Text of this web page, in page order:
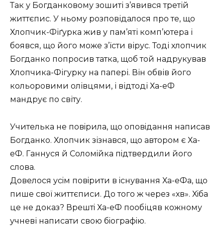
Так у Богданковому зошиті з’явився третій
життєпис. У ньому розповідалося про те, що
Хлопчик-Фіґурка жив у пам’яті комп’ютера і
боявся, що його може з’їсти вірус. Тоді хлопчик
Богданко попросив татка, щоб той надрукував
Хлопчика-Фігурку на папері. Він обвів його
кольоровими олівцями, і відтоді Ха-еФ
мандрує по світу.
Учителька не повiрила, що оповiдання написав
Богданко. Хлопчик зізнався, що автором є Ха-
еФ. Ганнуся й Соломiйка пiдтвердили його
слова.
Довелося усiм повiрити в iснування Ха-еФа, що
пише своï життєписи. До того ж через
хв . Хiба
це не доказ? Врештi Ха-еФ пообіцяв кожному
учневі написати свою бiографiю.